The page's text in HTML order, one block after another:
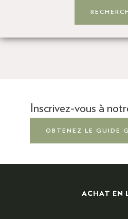
Inscrivez-vous à
OBTENEZ LE GUIDE
ACHAT EN